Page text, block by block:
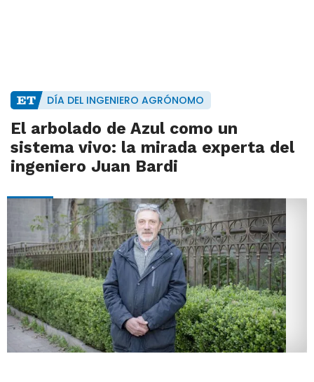
DÍA DEL INGENIERO AGRÓNOMO
El arbolado de Azul como un
sistema vivo: la mirada experta del
ingeniero Juan Bardi